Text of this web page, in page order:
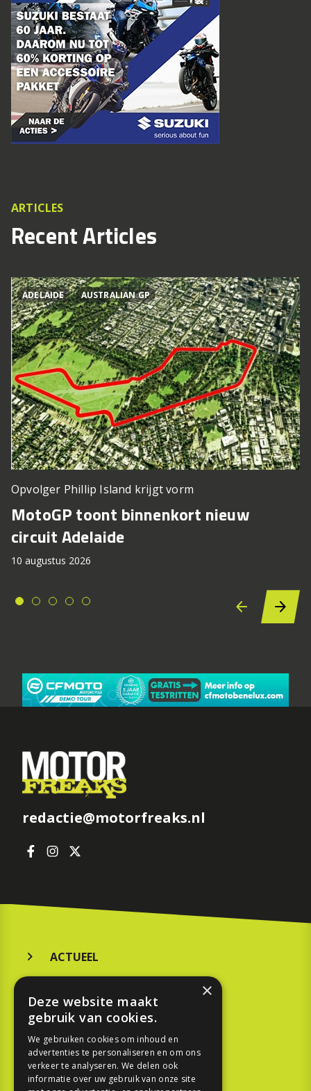
ARTICLES
Recent Articles
ADELAIDE AUSTRALIAN GP
Opvolger Phillip Island krijgt vorm
MotoGP toont binnenkort nieuw
circuit Adelaide
10 augustus 2026
redactie@motorfreaks.nl
ACTUEEL
KOOPGIDS
TESTEN
SPORT
×
Deze website maakt
gebruik van cookies.
We gebruiken cookies om inhoud en
advertenties te personaliseren en om ons
verkeer te analyseren. We delen ook
informatie over uw gebruik van onze site